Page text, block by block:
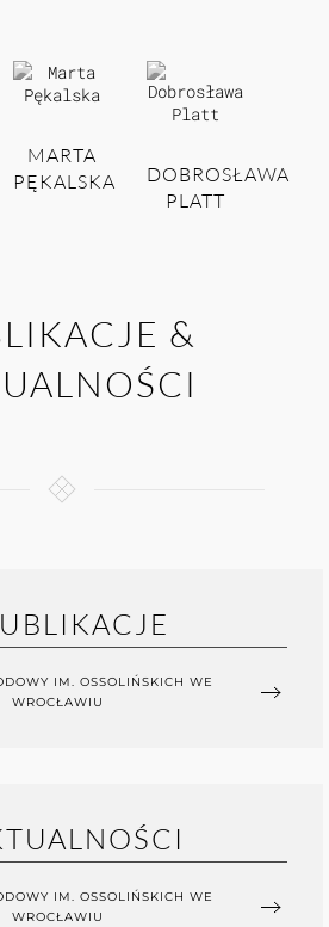
MARTA
PĘKALSKA
DOBROSŁAWA
PLATT
&
IM. OSSOLIŃSKICH WE
WROCŁAWIU
IM. OSSOLIŃSKICH WE
WROCŁAWIU